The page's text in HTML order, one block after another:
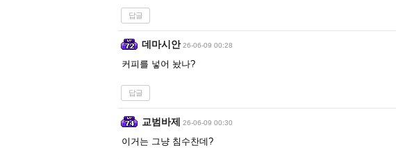
답글
데마시안 26-06-09 00:28
커피를 넣어 놨나?
답글
교범바제 26-06-09 00:30
이거는 그냥 침수찬데?